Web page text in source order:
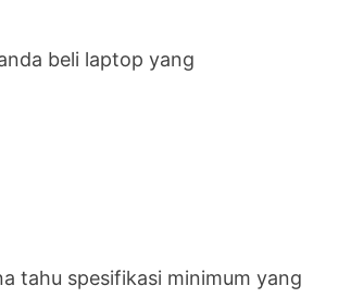
beli laptop yang
tahu spesifikasi minimum yang